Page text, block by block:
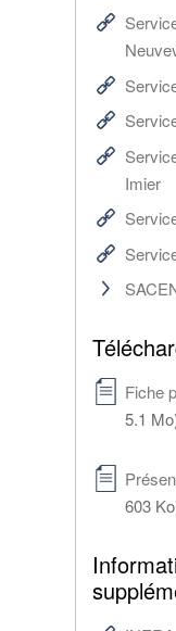
Imier
Fiche
5.1
603